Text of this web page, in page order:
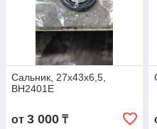
Сальник, 27х43х6,5,
BH2401E
от 3 000 ₸